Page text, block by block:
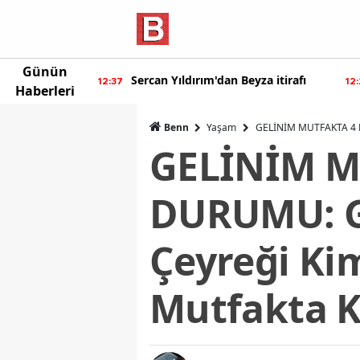
Günün
Haberleri
itirafı 12:20 Burcu Özberk geri döndü!
Benn Yaşam GELİNİM MUTFAKTA
GELİNİM
Çeyreği
Mutfakta